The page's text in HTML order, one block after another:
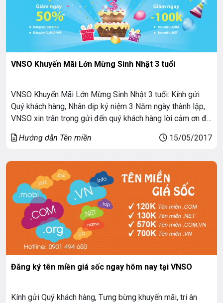
VNSO Khuyến Mãi Lớn Mừng Sinh Nhật 3 tuổi
VNSO Khuyến Mãi Lớn Mừng Sinh Nhật 3 tuổi: Kính gửi
Quý khách hàng, Nhân dịp kỷ niệm 3 Năm ngày thành lập,
VNSO xin trân trọng gửi đến quý khách hàng lời cảm ơn đã
hàng, VNSO mừng sinh nhật 3 tuổi tung ra […]
Hướng dẫn Tên miền 15/05/2017
Đăng ký tên miền giá sốc ngay hôm nay tại VNSO
Kính gửi Quý khách hàng, Tưng bừng khuyến mãi, tri ân